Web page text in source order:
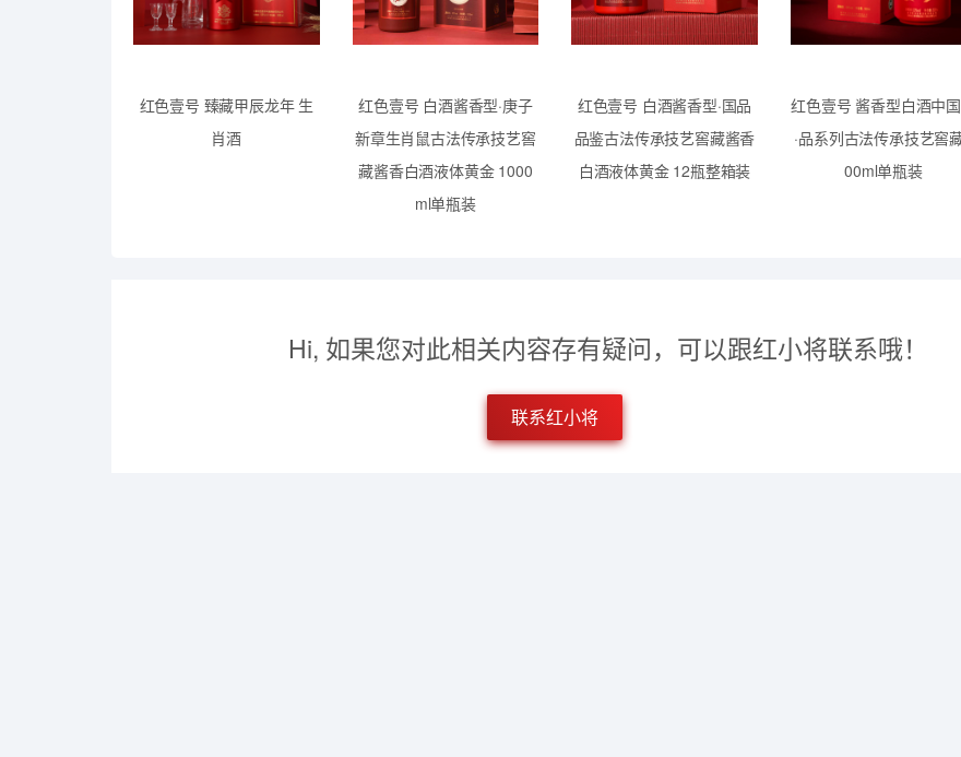
红色壹号 臻藏甲辰龙年 生
肖酒
红色壹号 白酒酱香型·庚子
新章生肖鼠古法传承技艺窖
藏酱香白酒液体黄金 1000
ml单瓶装
红色壹号 白酒酱香型·国品
品鉴古法传承技艺窖藏酱香
白酒液体黄金 12瓶整箱装
红色壹号 酱香型白酒中
·品系列古法传承技艺窖
00ml单瓶装
Hi, 如果您对此相关内容存有疑问，可以跟红小将联系哦！
联系红小将